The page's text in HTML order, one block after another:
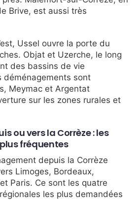
Brive, est aussi très
Ussel ouvre la porte du
Objat et Uzerche, le long
des bassins de vie
déménagements sont
Meymac et Argentat
sur les zones rurales et
ou vers la Corrèze : les
fréquentes
depuis la Corrèze
Limoges, Bordeaux,
Paris. Ce sont les quatre
les plus demandées